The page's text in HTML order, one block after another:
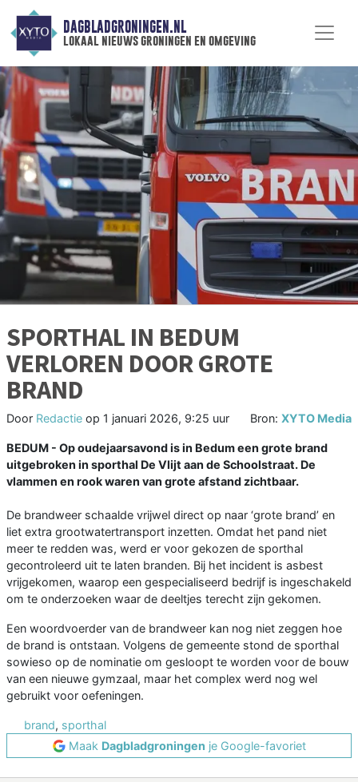
DAGBLADGRONINGEN.NL
lokaal nieuws groningen en omgeving
SPORTHAL IN BEDUM
VERLOREN DOOR GROTE
BRAND
Door Redactie op 1 januari 2026, 9:25 uur Bron: XYTO Media
BEDUM - Op oudejaarsavond is in Bedum een grote brand
uitgebroken in sporthal De Vlijt aan de Schoolstraat. De
vlammen en rook waren van grote afstand zichtbaar.
De brandweer schaalde vrijwel direct op naar ‘grote brand’ en
liet extra grootwatertransport inzetten. Omdat het pand niet
meer te redden was, werd er voor gekozen de sporthal
gecontroleerd uit te laten branden. Bij het incident is asbest
vrijgekomen, waarop een gespecialiseerd bedrijf is ingeschakeld
om te onderzoeken waar de deeltjes terecht zijn gekomen.
Een woordvoerder van de brandweer kan nog niet zeggen hoe
de brand is ontstaan. Volgens de gemeente stond de sporthal
sowieso op de nominatie om gesloopt te worden voor de bouw
van een nieuwe gymzaal, maar het complex werd nog wel
gebruikt voor oefeningen.
brand, sporthal
Maak Dagbladgroningen je Google-favoriet